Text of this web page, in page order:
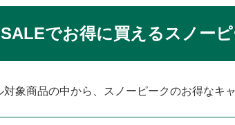
でお得に買えるスノー
象商品の中から、スノーピークのお得なキ